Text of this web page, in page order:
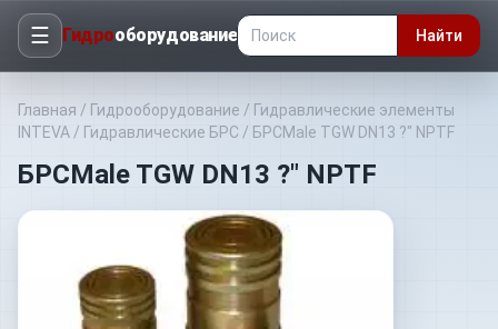
☰ Гидрооборудование Найти
Главная / Гидрооборудование / Гидравлические элементы
INTEVA / Гидравлические БРС / БРСMale TGW DN13 ?" NPTF
БРСMale TGW DN13 ?" NPTF